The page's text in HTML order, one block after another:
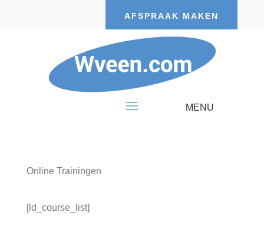
AFSPRAAK MAKEN
Online Trainingen
[ld_course_list]